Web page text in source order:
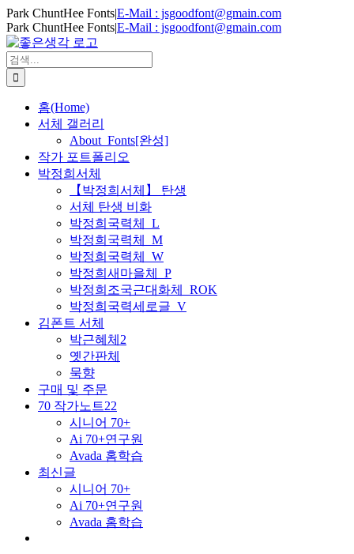
Skip
to
content
Park ChuntHee Fonts|E-Mail : jsgoodfont@gmain.com
Park ChuntHee Fonts|E-Mail : jsgoodfont@gmain.com
검
색
...
홈(Home)
서체 갤러리
About_Fonts[완성]
작가 포트폴리오
박정희서체
【박정희서체】 탄생
서체 탄생 비화
박정희국력체_L
박정희국력체_M
박정희국력체_W
박정희새마을체_P
박정희조국근대화체_ROK
박정희국력세로글_V
김폰트 서체
박근혜체2
옛간판체
묵향
구매 및 주문
70 작가노트22
시니어 70+
Ai 70+연구원
Avada 홈학습
최신글
시니어 70+
Ai 70+연구원
Avada 홈학습